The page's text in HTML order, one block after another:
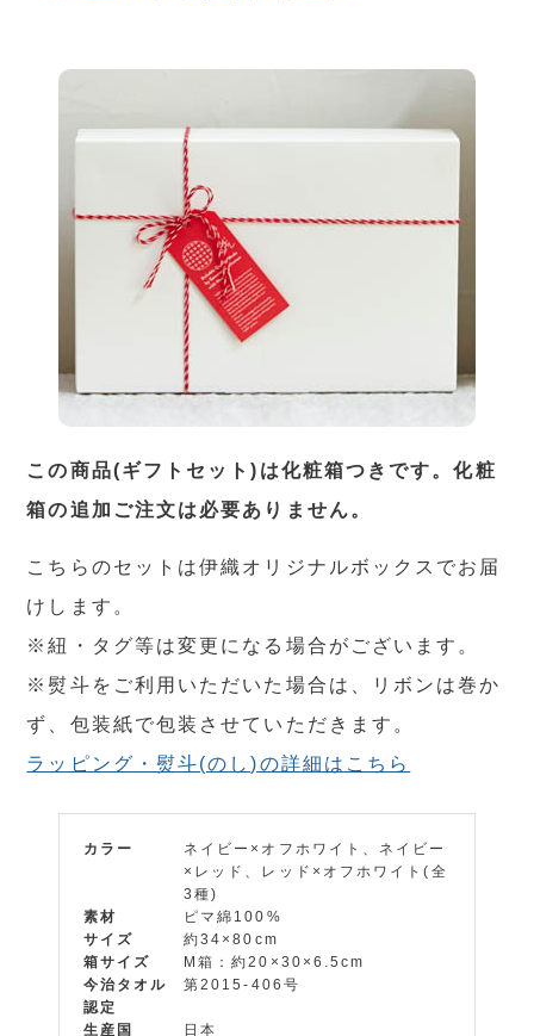
この商品(ギフトセット)は化粧箱つきです。化粧
箱の追加ご注文は必要ありません。
こちらのセットは伊織オリジナルボックスでお届
けします。
※紐・タグ等は変更になる場合がございます。
※熨斗をご利用いただいた場合は、リボンは巻か
ず、包装紙で包装させていただきます。
ラッピング・熨斗(のし)の詳細はこちら
カラー
ネイビー×オフホワイト、ネイビー
×レッド、レッド×オフホワイト(全
3種)
素材
ピマ綿100%
サイズ
約34×80cm
箱サイズ
M箱：約20×30×6.5cm
今治タオル
認定
第2015-406号
生産国 日本